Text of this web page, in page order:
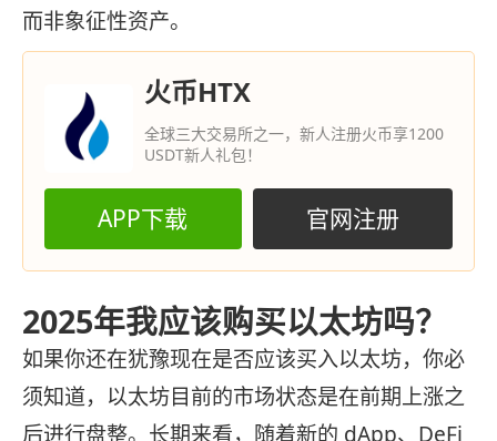
而非象征性资产。
火币HTX
全球三大交易所之一，新人注册火币享1200
USDT新人礼包！
APP下载 官网注册
2025年我应该购买以太坊吗？
如果你还在犹豫现在是否应该买入以太坊，你必
须知道，以太坊目前的市场状态是在前期上涨之
后进行盘整。长期来看，随着新的 dApp、DeFi